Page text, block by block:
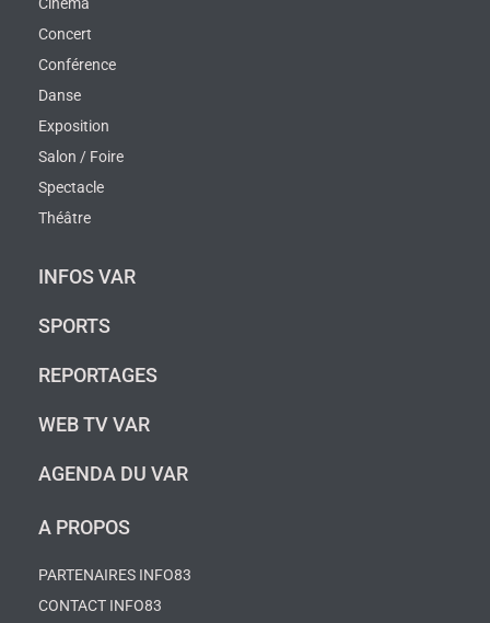
Cinéma
Concert
Conférence
Danse
Exposition
Salon / Foire
Spectacle
Théâtre
INFOS VAR
SPORTS
REPORTAGES
WEB TV VAR
AGENDA DU VAR
A PROPOS
PARTENAIRES INFO83
CONTACT INFO83